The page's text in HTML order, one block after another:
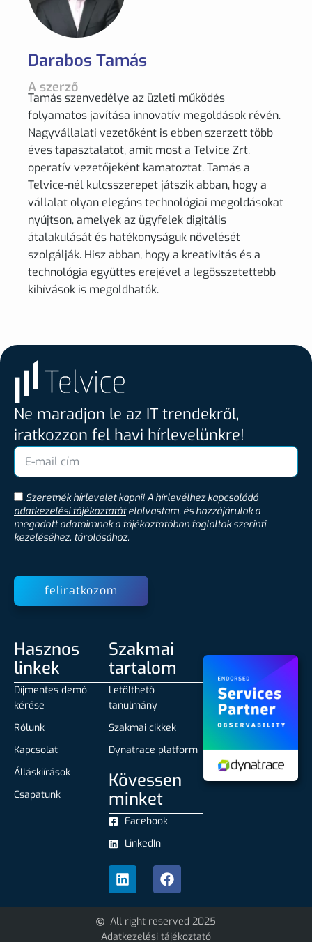
Darabos Tamás
A szerző
Tamás szenvedélye az üzleti működés
folyamatos javítása innovatív megoldások révén.
Nagyvállalati vezetőként is ebben szerzett több
éves tapasztalatot, amit most a Telvice Zrt.
operatív vezetőjeként kamatoztat. Tamás a
Telvice-nél kulcsszerepet játszik abban, hogy a
vállalat olyan elegáns technológiai megoldásokat
nyújtson, amelyek az ügyfelek digitális
átalakulását és hatékonyságuk növelését
szolgálják. Hisz abban, hogy a kreativitás és a
technológia együttes erejével a legösszetettebb
kihívások is megoldhatók.
Ne maradjon le az IT trendekről,
iratkozzon fel havi hírlevelünkre!
Szeretnék hírlevelet kapni! A hírlevélhez kapcsolódó
adatkezelési tájékoztatótelolvastam, és hozzájárulok a
megadott adataimnak a tájékoztatóban foglaltak szerinti
kezeléséhez, tárolásához.
feliratkozom
Hasznos
linkek
Díjmentes demó
kérése
Rólunk
Kapcsolat
Álláskiírások
Csapatunk
Szakmai
tartalom
Letölthető
tanulmány
Szakmai cikkek
Dynatrace platform
Kövessen
minket
Facebook
LinkedIn
All right reserved 2025
Adatkezelési tájékoztató